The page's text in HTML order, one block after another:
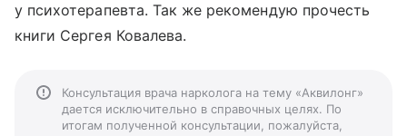
у психотерапевта. Так же рекомендую прочесть
книги Сергея Ковалева.
Консультация врача нарколога на тему «Аквилонг»
дается исключительно в справочных целях. По
итогам полученной консультации, пожалуйста,